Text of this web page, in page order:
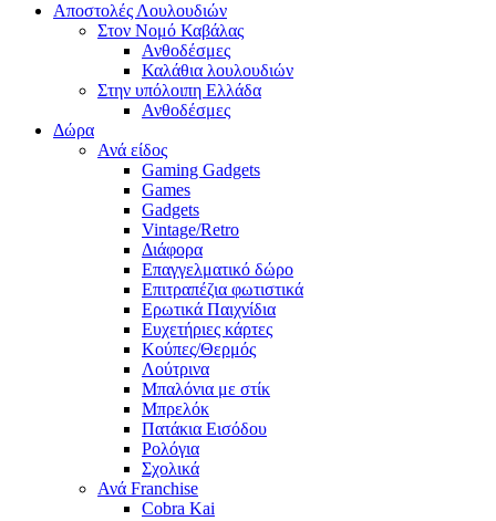
Αποστολές Λουλουδιών
Στον Νομό Καβάλας
Ανθοδέσμες
Καλάθια λουλουδιών
Στην υπόλοιπη Ελλάδα
Ανθοδέσμες
Δώρα
Ανά είδος
Gaming Gadgets
Games
Gadgets
Vintage/Retro
Διάφορα
Επαγγελματικό δώρο
Επιτραπέζια φωτιστικά
Ερωτικά Παιχνίδια
Ευχετήριες κάρτες
Κούπες/Θερμός
Λούτρινα
Μπαλόνια με στίκ
Μπρελόκ
Πατάκια Εισόδου
Ρολόγια
Σχολικά
Ανά Franchise
Cobra Kai